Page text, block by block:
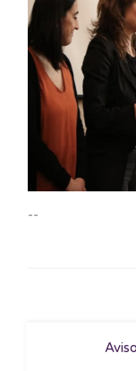
--